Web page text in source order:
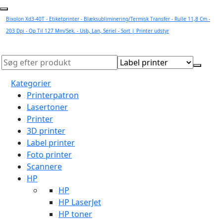
Bixolon Xd3-40T - Etiketprinter - Blæksubliminering/Termisk Transfer - Rulle 11,8 Cm -
203 Dpi - Op Til 127 Mm/Sek. - Usb, Lan, Seriel - Sort | Printer udstyr
Kategorier
Printerpatron
Lasertoner
Printer
3D printer
Label printer
Foto printer
Scannere
HP
HP
HP LaserJet
HP toner